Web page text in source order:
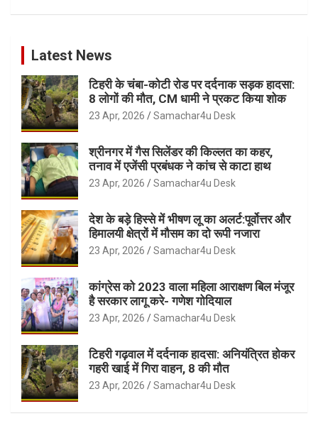
Latest News
टिहरी के चंबा-कोटी रोड पर दर्दनाक सड़क हादसा:
8 लोगों की मौत, CM धामी ने प्रकट किया शोक
23 Apr, 2026 Samachar4u Desk
श्रीनगर में गैस सिलेंडर की किल्लत का कहर,
तनाव में एजेंसी प्रबंधक ने कांच से काटा हाथ
23 Apr, 2026 Samachar4u Desk
देश के बड़े हिस्से में भीषण लू का अलर्ट:पूर्वोत्तर और
हिमालयी क्षेत्रों में मौसम का दो रूपी नजारा
23 Apr, 2026 Samachar4u Desk
कांग्रेस को 2023 वाला महिला आराक्षण बिल मंजूर
है सरकार लागू करे- गणेश गोदियाल
23 Apr, 2026 Samachar4u Desk
टिहरी गढ़वाल में दर्दनाक हादसा: अनियंत्रित होकर
गहरी खाई में गिरा वाहन, 8 की मौत
23 Apr, 2026 Samachar4u Desk